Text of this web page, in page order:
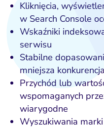
media
internetowe i
page
Widoczność
w AI
Zarządzanie reputacją
Kliknięcia,
w Search Console
Wskaźniki
serwisu
Stabilne
mniejsza
Przychód lub
wspomaganych
wiarygodne
Wyszukiwania